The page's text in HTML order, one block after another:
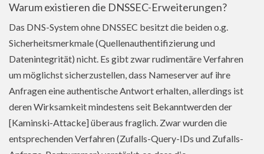
Warum existieren die DNSSEC-Erweiterungen?
Das DNS-System ohne DNSSEC besitzt die beiden o.g.
Sicherheitsmerkmale (Quellenauthentifizierung und
Datenintegrität) nicht. Es gibt zwar rudimentäre Verfahren
um möglichst sicherzustellen, dass Nameserver auf ihre
Anfragen eine authentische Antwort erhalten, allerdings ist
deren Wirksamkeit mindestens seit Bekanntwerden der
[Kaminski-Attacke] überaus fraglich. Zwar wurden die
entsprechenden Verfahren (Zufalls-Query-IDs und Zufalls-